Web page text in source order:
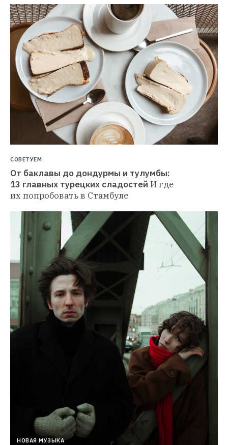
СОВЕТУЕМ
От баклавы до дондурмы и тулумбы:
13 главных турецких сладостей И где
их попробовать в Стамбуле
НОВАЯ МУЗЫКА